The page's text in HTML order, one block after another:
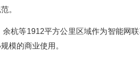
。
杭等1912平方公里区域作为智能网
模的商业使用。